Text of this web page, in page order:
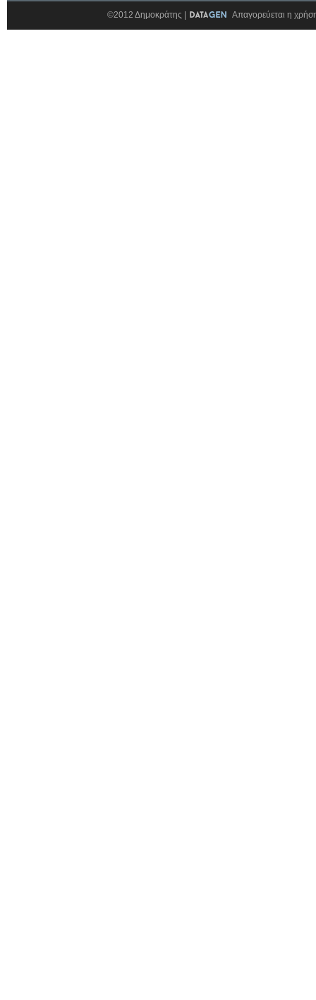
©2012 Δημοκράτης | Απαγορεύεται η